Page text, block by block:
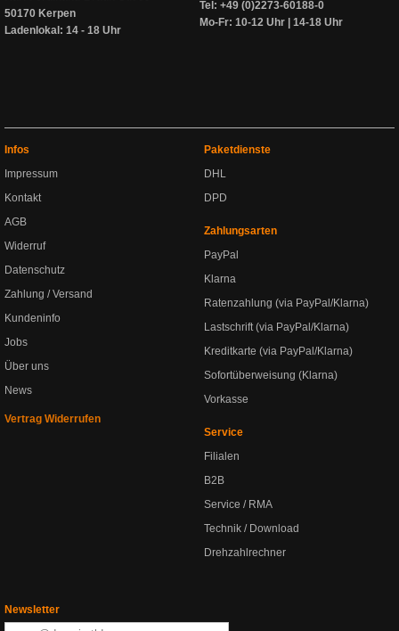
50170 Kerpen
Ladenlokal: 14 - 18 Uhr
Tel: +49 (0)2273-60188-0
Mo-Fr: 10-12 Uhr | 14-18 Uhr
Infos
Impressum
Kontakt
AGB
Widerruf
Datenschutz
Zahlung / Versand
Kundeninfo
Jobs
Über uns
News
Vertrag Widerrufen
Paketdienste
DHL
DPD
Zahlungsarten
PayPal
Klarna
Ratenzahlung (via PayPal/Klarna)
Lastschrift (via PayPal/Klarna)
Kreditkarte (via PayPal/Klarna)
Sofortüberweisung (Klarna)
Vorkasse
Service
Filialen
B2B
Service / RMA
Technik / Download
Drehzahlrechner
Newsletter